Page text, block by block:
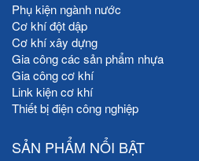
Phụ kiện ngành nước
Cơ khí đột dập
Cơ khí xây dựng
Gia công các sản phẩm nhựa
Gia công cơ khí
Link kiện cơ khí
Thiết bị điện công nghiệp
SẢN PHẨM NỔI BẬT